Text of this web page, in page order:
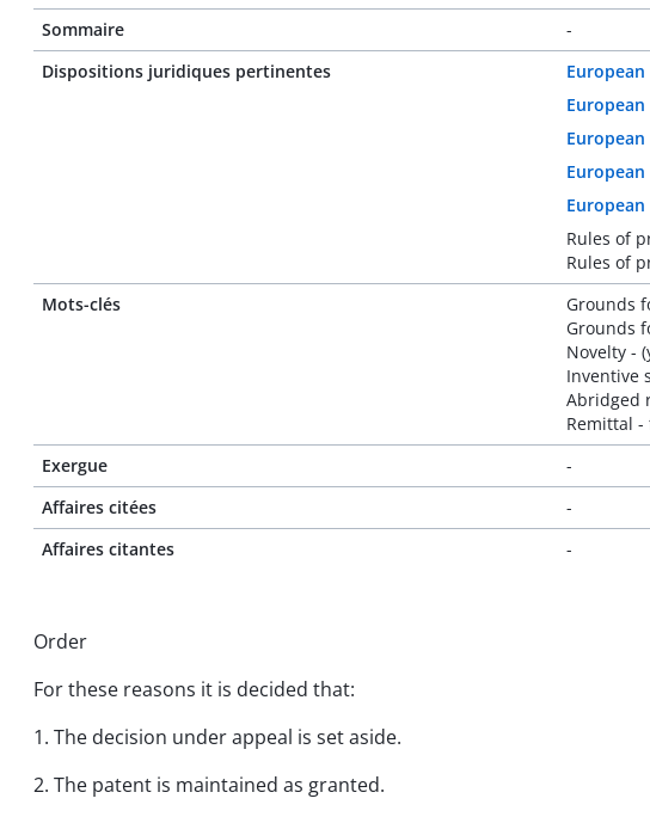
Sommaire
-
Dispositions juridiques pertinentes
Rules of
Rules of
Mots-clés
Grounds
Grounds
Novelty -
Inventive
Abridged
Remittal
Exergue
-
Affaires citées
-
Affaires citantes
-
Order
For these reasons it is decided that:
1. The decision under appeal is set aside.
2. The patent is maintained as granted.